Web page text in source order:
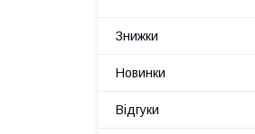
Знижки
Новинки
Відгуки